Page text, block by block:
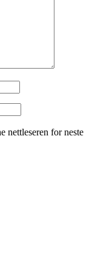
nettleseren for neste